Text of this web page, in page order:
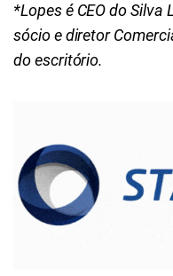
*Lopes é CEO do Silva
sócio e diretor
do escritório.